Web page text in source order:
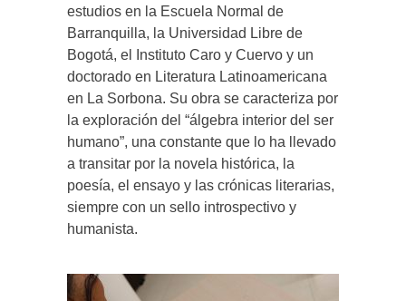
estudios en la Escuela Normal de
Barranquilla, la Universidad Libre de
Bogotá, el Instituto Caro y Cuervo y un
doctorado en Literatura Latinoamericana
en La Sorbona. Su obra se caracteriza por
la exploración del “álgebra interior del ser
humano”, una constante que lo ha llevado
a transitar por la novela histórica, la
poesía, el ensayo y las crónicas literarias,
siempre con un sello introspectivo y
humanista.